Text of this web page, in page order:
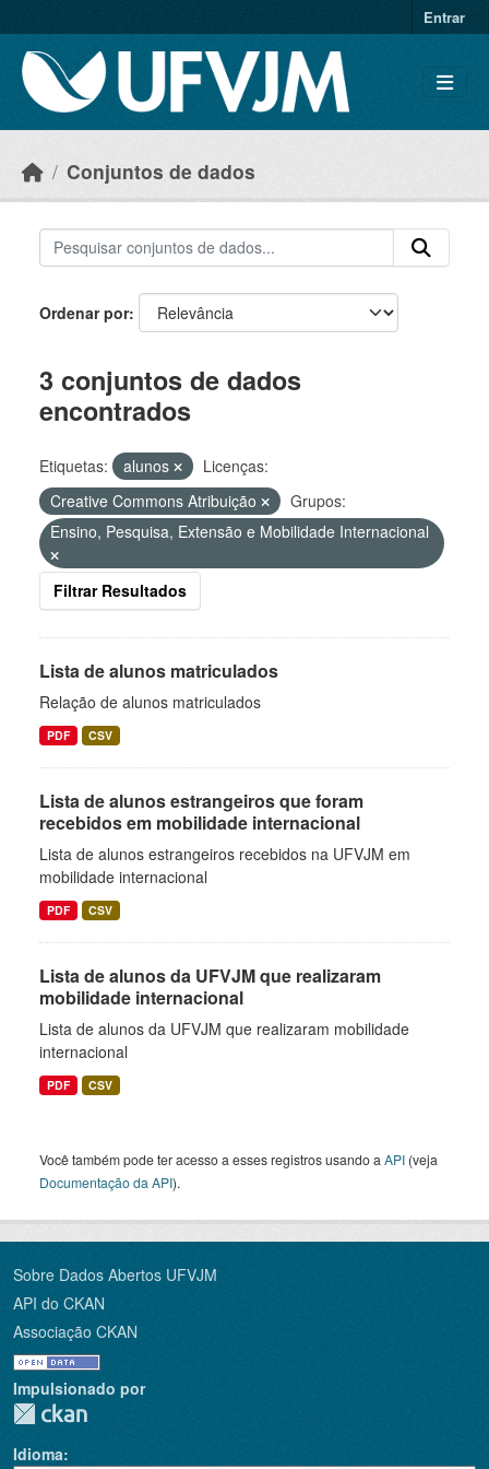
Entrar
Conjuntos de dados
Ordenar por
3 conjuntos de dados
encontrados
Etiquetas: alunos
Licenças:
Creative Commons Atribuição
Grupos:
Ensino, Pesquisa, Extensão e Mobilidade Internacional
Filtrar Resultados
Lista de alunos matriculados
Relação de alunos matriculados
PDF CSV
Lista de alunos estrangeiros que foram
recebidos em mobilidade internacional
Lista de alunos estrangeiros recebidos na UFVJM em
mobilidade internacional
PDF CSV
Lista de alunos da UFVJM que realizaram
mobilidade internacional
Lista de alunos da UFVJM que realizaram mobilidade
internacional
PDF CSV
Você também pode ter acesso a esses registros usando a API (veja
Documentação da API).
Sobre Dados Abertos UFVJM
API do CKAN
Associação CKAN
Impulsionado por
Idioma